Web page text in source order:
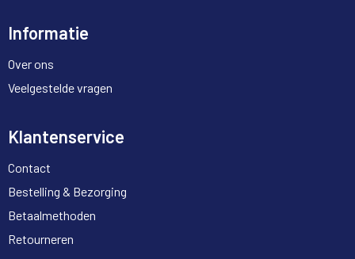
Informatie
Over ons
Veelgestelde vragen
Klantenservice
Contact
Bestelling & Bezorging
Betaalmethoden
Retourneren